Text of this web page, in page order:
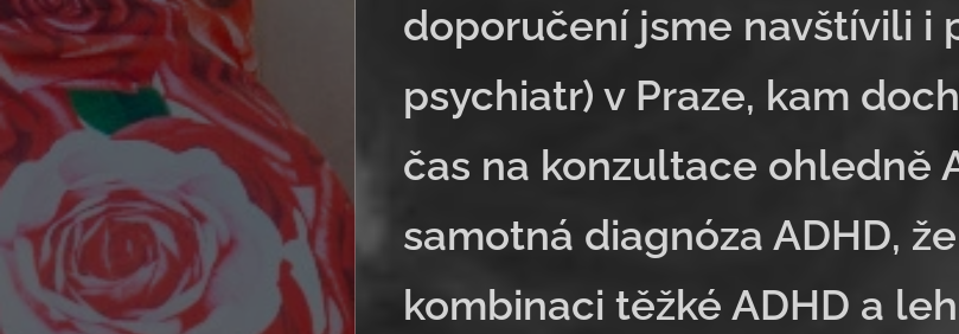
doporučení jsme navštívili i
psychiatr) v Praze, kam
čas na konzultace ohledně
samotná diagnóza ADHD,
kombinaci těžké ADHD a